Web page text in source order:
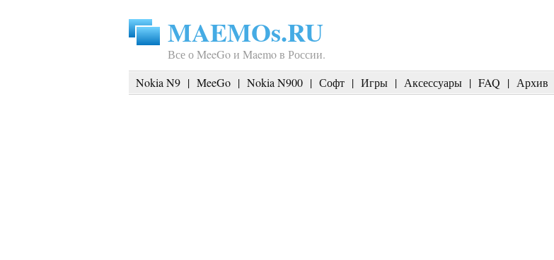
MAEMOs.RU
Все о MeeGo и Maemo в России.
Nokia N9 | MeeGo | Nokia N900 | Софт | Игры | Аксессуары | FAQ | Архив